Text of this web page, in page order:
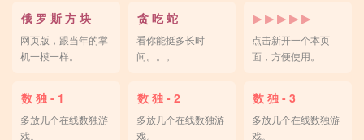
俄 罗 斯 方 块
网页版，跟当年的掌
机一模一样。
贪 吃 蛇
看你能挺多长时
间。。。
▶ ▶ ▶ ▶ ▶
点击新开一个本页
面，方便使用。
数 独 - 1
多放几个在线数独游
戏。
数 独 - 2
多放几个在线数独游
戏。
数 独 - 3
多放几个在线数独游
戏。